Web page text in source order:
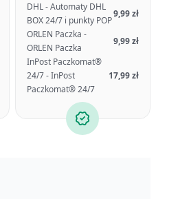
DHL - Automaty DHL
BOX 24/7 i punkty POP
9,99 zł
ORLEN Paczka -
ORLEN Paczka
9,99 zł
InPost Paczkomat®
24/7 - InPost
Paczkomat® 24/7
17,99 zł